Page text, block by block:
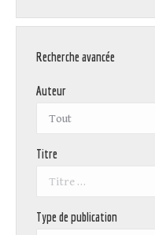
Recherche avancée
Auteur
Titre
Type de publication